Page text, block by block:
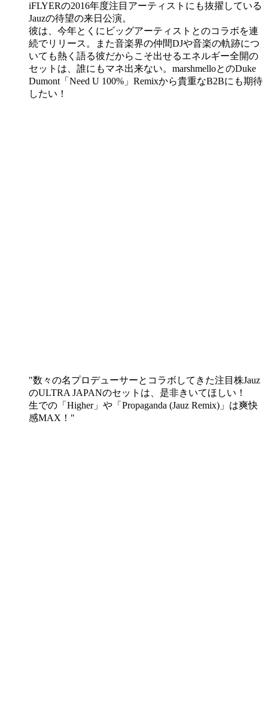
iFLYERの2016年度注目アーティストにも抜擢している
Jauzの待望の来日公演。
彼は、今年とくにビッグアーティストとのコラボを連
続でリリース。また音楽界の仲間DJや音楽の軌跡につ
いても熱く語る彼だからこそ出せるエネルギー全開の
セットは、誰にもマネ出来ない。marshmelloとのDuke
Dumont「Need U 100%」Remixから貴重なB2Bにも期待
したい！
数々の名プロデューサーとコラボしてきた注目株Jauz
のULTRA JAPANのセットは、是非きいてほしい！
生での「Higher」や「Propaganda (Jauz Remix)」は爽快
感MAX！